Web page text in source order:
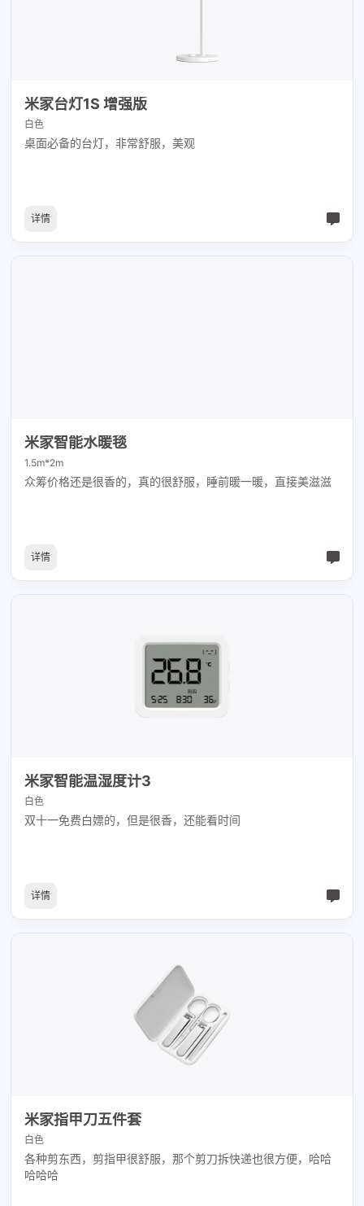
米家台灯1S 增强版
白色
桌面必备的台灯，非常舒服，美观
详情
米家智能水暖毯
1.5m*2m
众筹价格还是很香的，真的很舒服，睡前暖一暖，直接美滋滋
详情
米家智能温湿度计3
白色
双十一免费白嫖的，但是很香，还能看时间
详情
米家指甲刀五件套
白色
各种剪东西，剪指甲很舒服，那个剪刀拆快递也很方便，哈哈
哈哈哈